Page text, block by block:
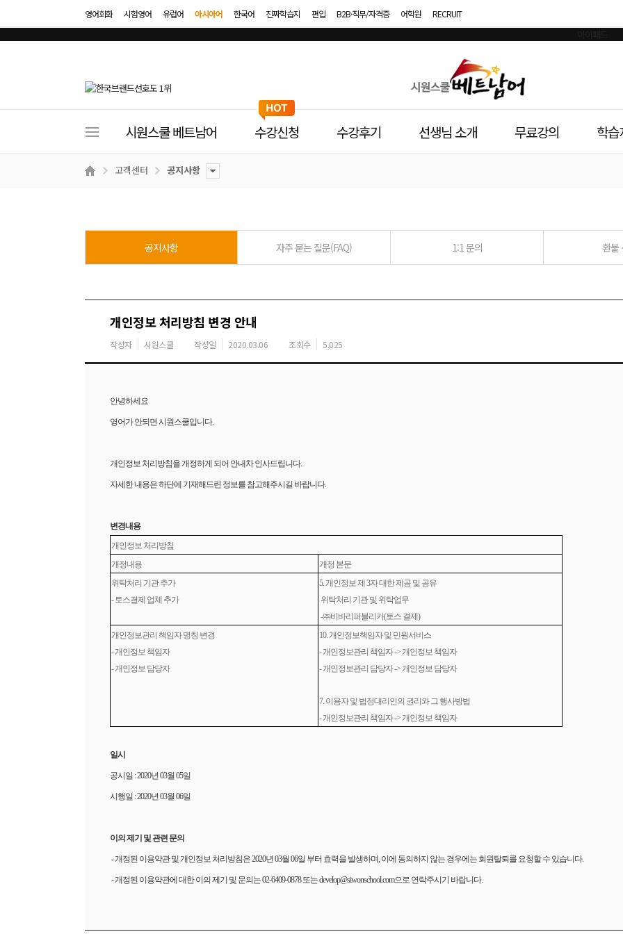
영어회화 시험영어 유럽어 아시아어 한국어 진짜학습지 편입 B2B·직무/자격증 어학원 RECRUIT
스
남
어
이
메
시원스쿨 베트남어 수강신청 수강후기 선생님 소개 무료강의 학습
고객센터 공지사항
공지사항 자주 묻는 질문(FAQ) 1:1 문의 환불
개인정보 처리방침 변경 안내
작성자 시원스쿨 작성일 2020.03.06 조회수 5,025
안녕하세요
영어가 안되면 시원스쿨입니다.
개인정보 처리방침을 개정하게 되어 안내차 인사드립니다.
자세한 내용은 하단에 기재해드린 정보를 참고해주시길 바랍니다.
변경내용
개인정보 처리방침
개정내용
개정 본문
위탁처리 기관 추가
-토스결제 업체 추가
5.개인정보 제 3자 대한 제공 및 공유
위탁처리 기관 및 위탁업무
-㈜비바리퍼블리카(토스 결제)
개인정보관리 책임자 명칭 변경
-개인정보 책임자
-개인정보 담당자
10.개인정보책임자 및 민원서비스
-개인정보관리 책임자 -> 개인정보 책임자
-개인정보관리 담당자 -> 개인정보 담당자
7. 이용자 및 법정대리인의 권리와 그 행사방법
-개인정보관리 책임자 -> 개인정보 책임자
일시
공시일 : 2020년 03월 05일
시행일 : 2020년 03월 06일
이의 제기 및 관련 문의
-개정된 이용약관 및 개인정보 처리방침은 2020년 03월 06일 부터 효력을 발생하며, 이에 동의하지 않는 경우에는 회원탈퇴를 요청할 수 있습니다.
-개정된 이용약관에 대한 이의 제기 및 문의는 02-6409-0878 또는 develop@siwonschool.com으로 연락주시기 바랍니다.